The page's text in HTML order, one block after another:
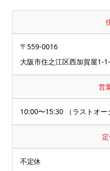
〒559-0016
大阪市住之江区西加賀屋1-
営
10:00〜15:30 （ラストオー
不定休